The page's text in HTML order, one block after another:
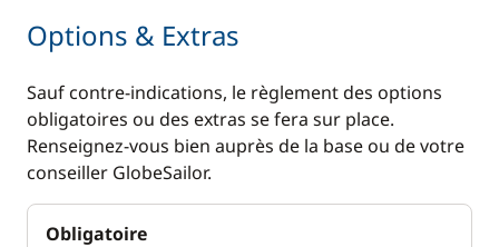
Options & Extras
Sauf contre-indications, le règlement des options
obligatoires ou des extras se fera sur place.
Renseignez-vous bien auprès de la base ou de votre
conseiller GlobeSailor.
Obligatoire